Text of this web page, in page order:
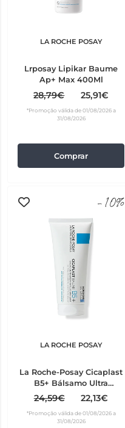
LA ROCHE POSAY
Lrposay Lipikar Baume
Ap+ Max 400Ml
28,79€ 25,91€
*Promoção válida de 01/08/2026 a
31/08/2026
Comprar
-10%
LA ROCHE POSAY
La Roche-Posay Cicaplast
B5+ Bálsamo Ultra
Reparador 100 ml
24,59€ 22,13€
*Promoção válida de 01/08/2026 a
31/08/2026